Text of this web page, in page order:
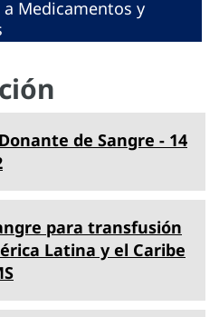
Medicamentos y
de Sangre - 14
para transfusión
Latina y el Caribe